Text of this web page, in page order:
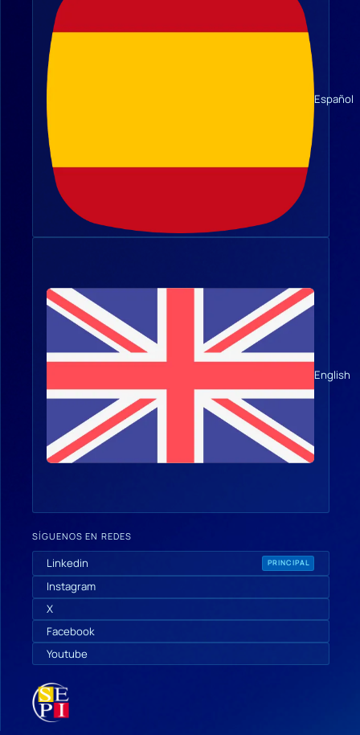
Español
English
SÍGUENOS EN REDES
Linkedin PRINCIPAL
Instagram
X
Facebook
Youtube